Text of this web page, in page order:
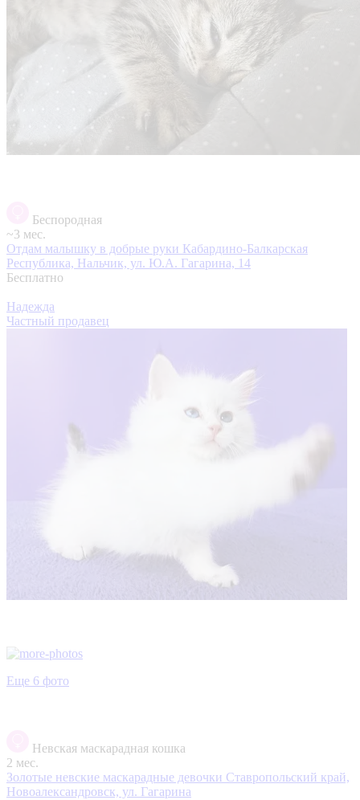
Беспородная
~3 мес.
Отдам малышку в добрые руки Кабардино-Балкарская
Республика, Нальчик, ул. Ю.А. Гагарина, 14
Бесплатно
Надежда
Частный продавец
Еще 6 фото
Невская маскарадная кошка
2 мес.
Золотые невские маскарадные девочки Ставропольский край,
Новоалександровск, ул. Гагарина